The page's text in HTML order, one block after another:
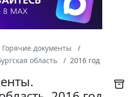
Горячие документы
область 2016 год